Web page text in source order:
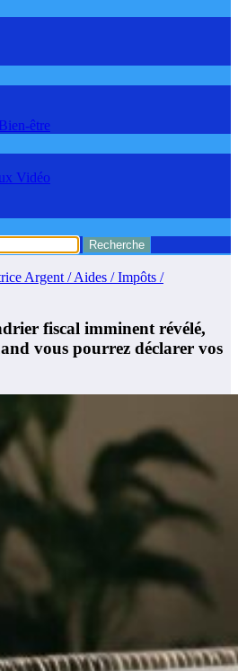
être
Vidéo
Argent / Aides / Impôts /
fiscal imminent révélé,
vous pourrez déclarer vos